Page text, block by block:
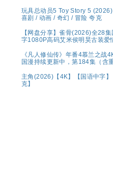
玩具总动员5 Toy Story 5 (2026) 剧情 /
喜剧 / 动画 / 奇幻 / 冒险 夸克
【网盘分享】雀骨(2026)全28集
字1080P高码艾米侯明昊古装爱
《凡人修仙传》年番4慕兰之战
国漫持续更新中，第184集（含
主角(2026)【4K】【国语中字
克】